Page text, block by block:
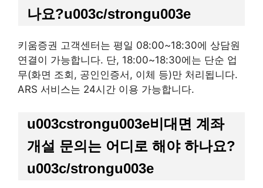
나요?u003c/strongu003e
키움증권 고객센터는 평일 08:00~18:30에 상담원
연결이 가능합니다. 단, 18:00~18:30에는 단순 업
무(화면 조회, 공인인증서, 이체 등)만 처리됩니다.
ARS 서비스는 24시간 이용 가능합니다.
u003cstrongu003e비대면 계좌
개설 문의는 어디로 해야 하나요?
u003c/strongu003e